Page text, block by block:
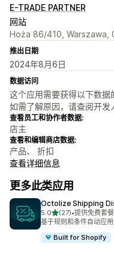
E-TRADE PARTNER
网站
Hoża 86/410, Warszawa,
推出日期
2024年8月6日
数据访问
这个应用需要获得以下数据
如需了解原因，请查阅开发
查看员工和协作者数据:
店主
查看和编辑商店数据:
产品、 折扣
查看详细信息
更多此类应用
Octolize Shipping
5.0星（满分 5 星）
(27)
总共 27 条评论
•提供免费套餐
基于规则和条件自动应
Built for Shopify